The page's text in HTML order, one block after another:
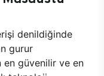
denildiğinde
gurur
en güvenilir ve en